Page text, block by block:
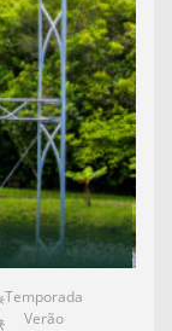
Temporada
Verão